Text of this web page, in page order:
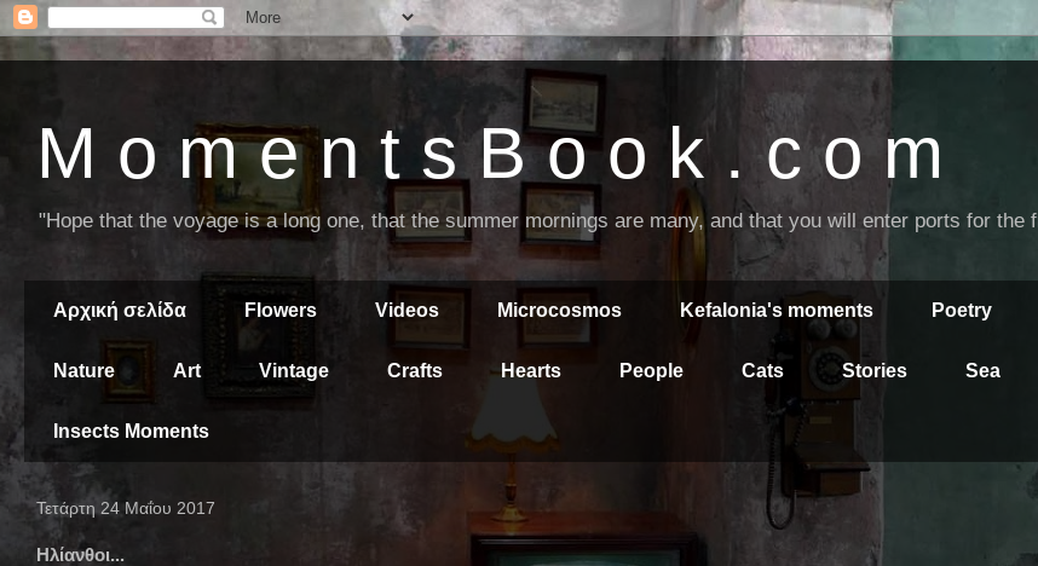
M o m e n t s B o o k . c o m
"Hope that the voyage is a long one, that the summer mornings are many, and that you will enter ports for
Αρχική σελίδα Flowers Videos Microcosmos Kefalonia's moments Poetry
Nature Art Vintage Crafts Hearts People Cats Stories Sea
Insects Moments
Τετάρτη 24 Μαΐου 2017
Ηλίανθοι...